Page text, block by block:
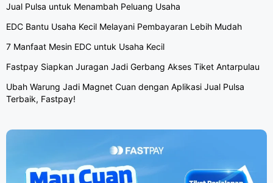
Jual Pulsa untuk Menambah Peluang Usaha
EDC Bantu Usaha Kecil Melayani Pembayaran Lebih Mudah
7 Manfaat Mesin EDC untuk Usaha Kecil
Fastpay Siapkan Juragan Jadi Gerbang Akses Tiket Antarpulau
Ubah Warung Jadi Magnet Cuan dengan Aplikasi Jual Pulsa
Terbaik, Fastpay!